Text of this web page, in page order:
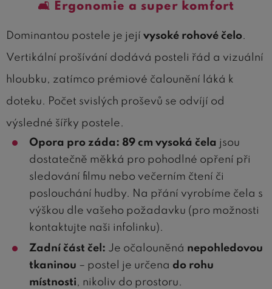
🛋️ Ergonomie a super komfort
Dominantou postele je její vysoké rohové čelo.
Vertikální prošívání dodává posteli řád a vizuální
hloubku, zatímco prémiové čalounění láká k
doteku. Počet svislých proševů se odvíjí od
výsledné šířky postele.
Opora pro záda: 89 cm vysoká čela jsou
dostatečně měkká pro pohodlné opření při
sledování filmu nebo večerním čtení či
poslouchání hudby. Na přání vyrobíme čela s
výškou dle vašeho požadavku (pro možnosti
kontaktujte naši infolinku).
Zadní část čel: Je očalouněná nepohledovou
tkaninou – postel je určena do rohu
místnosti, nikoliv do prostoru.